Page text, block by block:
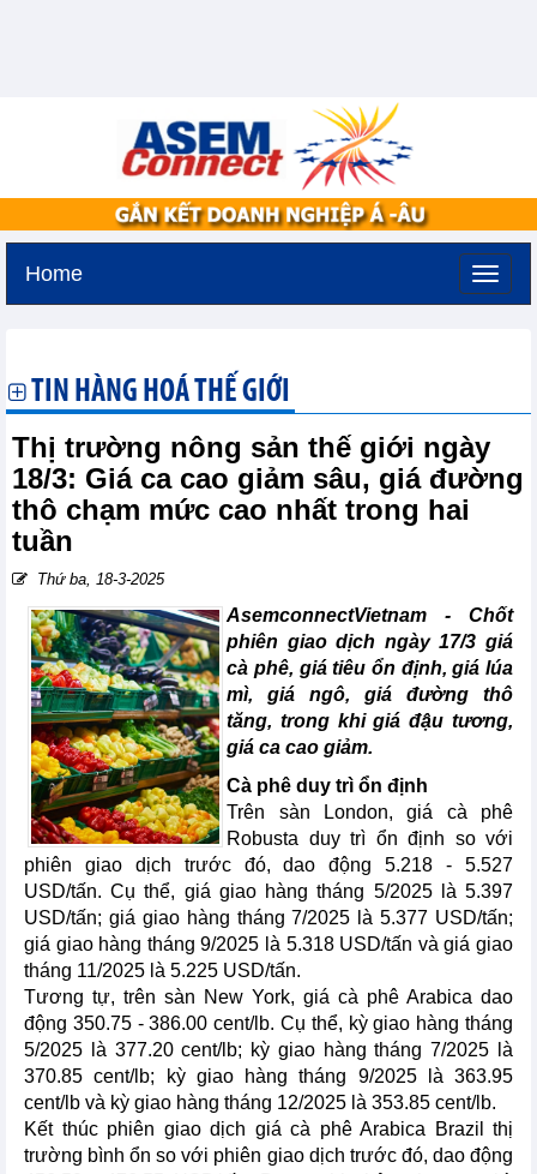
Home
TIN HÀNG HOÁ THẾ GIỚI
Thị trường nông sản thế giới ngày
18/3: Giá ca cao giảm sâu, giá đường
thô chạm mức cao nhất trong hai
tuần
Thứ ba, 18-3-2025
AsemconnectVietnam - Chốt
phiên giao dịch ngày 17/3 giá
cà phê, giá tiêu ổn định, giá lúa
mì, giá ngô, giá đường thô
tăng, trong khi giá đậu tương,
giá ca cao giảm.
Cà phê duy trì ổn định
Trên sàn London, giá cà phê
Robusta duy trì ổn định so với
phiên giao dịch trước đó, dao động 5.218 - 5.527
USD/tấn. Cụ thể, giá giao hàng tháng 5/2025 là 5.397
USD/tấn; giá giao hàng tháng 7/2025 là 5.377 USD/tấn;
giá giao hàng tháng 9/2025 là 5.318 USD/tấn và giá giao
tháng 11/2025 là 5.225 USD/tấn.
Tương tự, trên sàn New York, giá cà phê Arabica dao
động 350.75 - 386.00 cent/lb. Cụ thể, kỳ giao hàng tháng
5/2025 là 377.20 cent/lb; kỳ giao hàng tháng 7/2025 là
370.85 cent/lb; kỳ giao hàng tháng 9/2025 là 363.95
cent/lb và kỳ giao hàng tháng 12/2025 là 353.85 cent/lb.
Kết thúc phiên giao dịch giá cà phê Arabica Brazil thị
trường bình ổn so với phiên giao dịch trước đó, dao động